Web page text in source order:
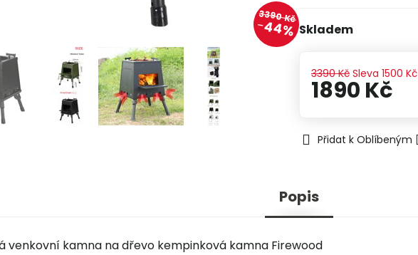
3390 Kč
44% Skladem
3390 Kč Sleva 1500 Kč
1890 Kč
Přidat k Oblíbeným
Popis
venkovní kamna na dřevo kempinková kamna Firewood